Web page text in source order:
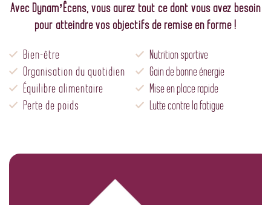
Avec Dynam’Êcens, vous aurez tout ce dont vous avez besoin
pour atteindre vos objectifs de remise en forme !
Bien-être
Organisation du quotidien
Équilibre alimentaire
Perte de poids
Nutrition sportive
Gain de bonne énergie
Mise en place rapide
Lutte contre la fatigue